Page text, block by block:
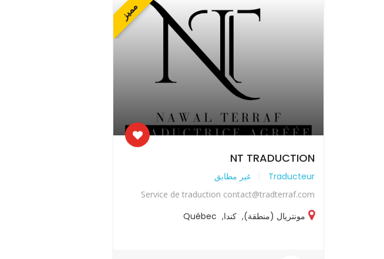
مميز
NT TRADUCTION
Traducteur غير مطابق
Service de traduction contact@tradterraf.com
مونتريال (منطقة), كندا,
Québec